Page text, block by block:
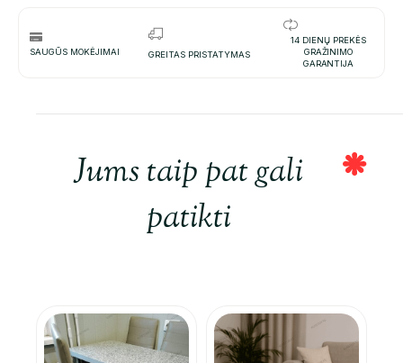
SAUGŪS MOKĖJIMAI GREITAS PRISTATYMAS
14 DIENŲ PREKĖS
GRAŽINIMO
GARANTIJA
Jums taip pat gali
patikti